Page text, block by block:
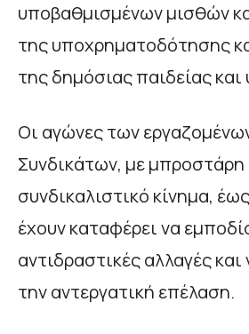
υποβαθμισμένων μισθών
της υποχρηματοδότησης
της δημόσιας παιδείας και
Οι αγώνες των
Συνδικάτων, με
συνδικαλιστικό κίνημα,
έχουν καταφέρει να
αντιδραστικές αλλαγές
την αντεργατική επέλαση.